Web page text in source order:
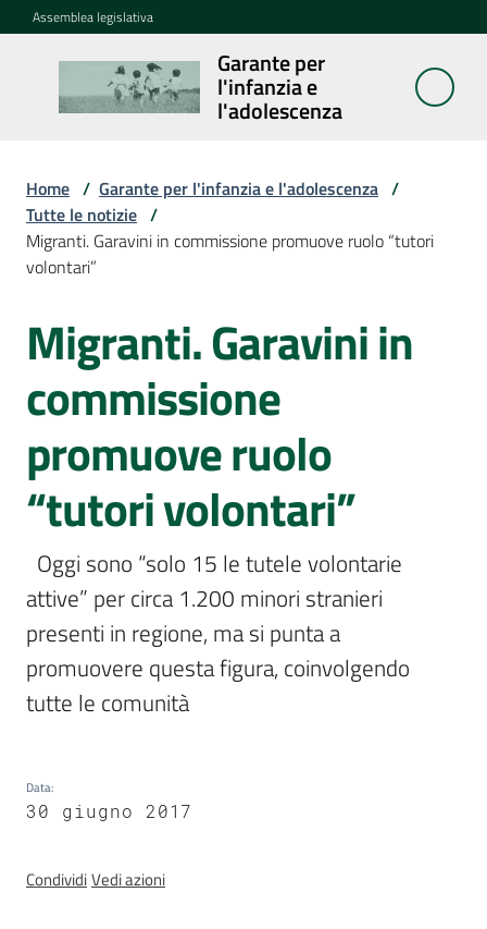
Vai al contenuto
Vai alla navigazione
Vai al footer
Assemblea legislativa
Garante per
l'infanzia e
l'adolescenza
Garante per
l'infanzia e
l'adolescenza
Cosa
fa
Agenda
Assemblea
dei
ragazzi
e
delle
ragazze
Assemblea
Assemblea
Argomenti
Home / Garante per l'infanzia e l'adolescenza /
Tutte le notizie /
Migranti. Garavini in commissione promuove ruolo “tutori
volontari”
Salta al contenuto
Migranti. Garavini in
commissione
promuove ruolo
“tutori volontari”
attive” per circa 1.200 minori stranieri
presenti in regione, ma si punta a
promuovere questa figura, coinvolgendo
tutte le comunità
Data:
30 giugno 2017
CondividiVedi azioni